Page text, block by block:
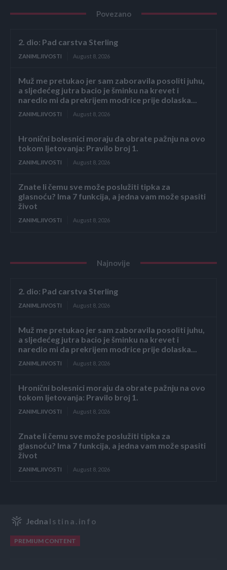
Povezano
2. dio: Pad carstva Sterling
ZANIMLJIVOSTI August 8, 2026
Muž me pretukao jer sam zaboravila posoliti juhu,
a sljedećeg jutra bacio je šminku na krevet i
naredio mi da prekrijem modrice prije dolaska...
ZANIMLJIVOSTI August 8, 2026
Hronični bolesnici moraju da obrate pažnju na ovo
tokom ljetovanja: Pravilo broj 1.
ZANIMLJIVOSTI August 8, 2026
Znate li čemu sve može poslužiti tipka za
glasnoću? Ima 7 funkcija, a jedna vam može spasiti
život
ZANIMLJIVOSTI August 8, 2026
Najnovije
2. dio: Pad carstva Sterling
ZANIMLJIVOSTI August 8, 2026
Muž me pretukao jer sam zaboravila posoliti juhu,
a sljedećeg jutra bacio je šminku na krevet i
naredio mi da prekrijem modrice prije dolaska...
ZANIMLJIVOSTI August 8, 2026
Hronični bolesnici moraju da obrate pažnju na ovo
tokom ljetovanja: Pravilo broj 1.
ZANIMLJIVOSTI August 8, 2026
Znate li čemu sve može poslužiti tipka za
glasnoću? Ima 7 funkcija, a jedna vam može spasiti
život
ZANIMLJIVOSTI August 8, 2026
Jedna Istina.info
PREMIUM CONTENT